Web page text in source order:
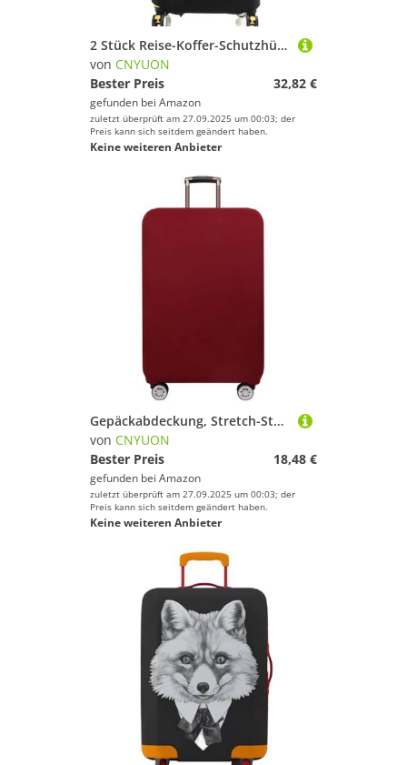
2 Stück Reise-Koffer-Schutzhüllen, dick, elastisch, Gepäckschutz for 45,7-71,1 cm Gepäck, Reisetasche, goldfarbener Buchstabe Bedruckt(Black I,L)
von CNYUON
Bester Preis
32,82 €
gefunden bei Amazon
zuletzt überprüft am 27.09.2025 um 00:03; der
Preis kann sich seitdem geändert haben.
Keine weiteren Anbieter
Gepäckabdeckung, Stretch-Stoff, Kofferschutz, Gepäck-Staubschutzhülle, geeignet for Koffer, Reiseveranstalter(Claret,S)
von CNYUON
Bester Preis
18,48 €
gefunden bei Amazon
zuletzt überprüft am 27.09.2025 um 00:03; der
Preis kann sich seitdem geändert haben.
Keine weiteren Anbieter